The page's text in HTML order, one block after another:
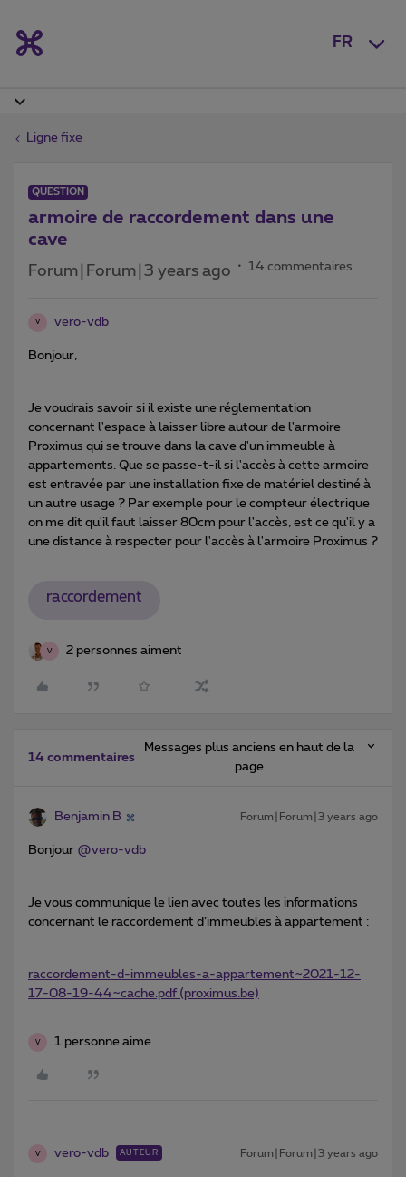
FR
Ligne fixe
QUESTION
armoire de raccordement dans une
cave
Forum|Forum|3 years ago 14 commentaires
V vero-vdb
Bonjour,
Je voudrais savoir si il existe une réglementation
concernant l'espace à laisser libre autour de l'armoire
Proximus qui se trouve dans la cave d'un immeuble à
appartements. Que se passe-t-il si l'accès à cette armoire
est entravée par une installation fixe de matériel destiné à
un autre usage ? Par exemple pour le compteur électrique
on me dit qu'il faut laisser 80cm pour l'accès, est ce qu'il y a
une distance à respecter pour l'accès à l'armoire Proximus ?
raccordement
V 2 personnes aiment
14 commentaires
Messages plus anciens en haut de la
page
Benjamin B Forum|Forum|3 years ago
Bonjour @vero-vdb
Je vous communique le lien avec toutes les informations
concernant le raccordement d’immeubles à appartement :
raccordement-d-immeubles-a-appartement~2021-12-
17-08-19-44~cache.pdf (proximus.be)
V 1 personne aime
V vero-vdb AUTEUR Forum|Forum|3 years ago